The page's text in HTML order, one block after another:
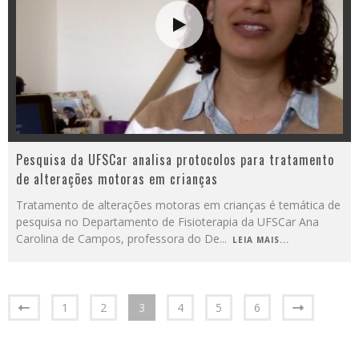
Pesquisa da UFSCar analisa protocolos para tratamento
de alterações motoras em crianças
Tratamento de alterações motoras em crianças é temática de
pesquisa no Departamento de Fisioterapia da UFSCar Ana
Carolina de Campos, professora do De... LEIA MAIS...
1 2 3 4 5 6